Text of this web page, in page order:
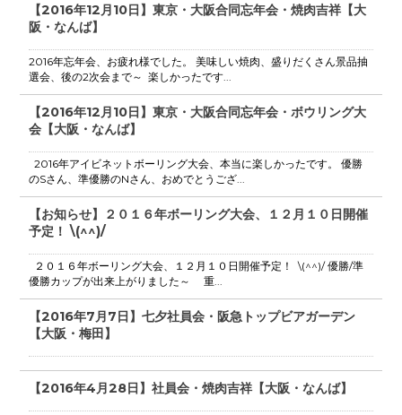
【2016年12月10日】東京・大阪合同忘年会・焼肉吉祥【大
阪・なんば】
2016年忘年会、お疲れ様でした。 美味しい焼肉、盛りだくさん景品抽
選会、後の2次会まで～ 楽しかったです...
【2016年12月10日】東京・大阪合同忘年会・ボウリング大
会【大阪・なんば】
2016年アイビネットボーリング大会、本当に楽しかったです。 優勝
のSさん、準優勝のNさん、おめでとうござ...
【お知らせ】２０１６年ボーリング大会、１２月１０日開催
予定！ \(^^)/
２０１６年ボーリング大会、１２月１０日開催予定！ \(^^)/ 優勝/準
優勝カップが出来上がりました～ 重...
【2016年7月7日】七夕社員会・阪急トップビアガーデン
【大阪・梅田】
【2016年4月28日】社員会・焼肉吉祥【大阪・なんば】